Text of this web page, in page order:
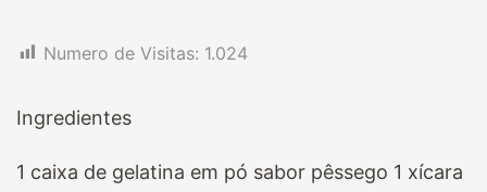
Numero de Visitas: 1.024
Ingredientes
1 caixa de gelatina em pó sabor pêssego 1 xícara